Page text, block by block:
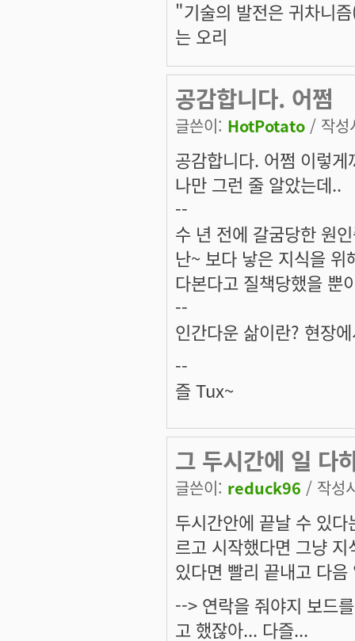
"기술의 발전은 귀차니
는 오리
공감합니다. 어쩜
글쓴이: HotPotato / 작
공감합니다. 어쩜 이렇
나만 그런 줄 알았는데..
--
수 년 전에 갈굼당한 원
난~ 보다 낳은 지식을
다본다고 질책당했을 뿐
--
인간다운 삶이란? 현장
--
즐 Tux~
그 두시간에 일 다
글쓴이: reduck96 / 작성
두시간안에 끝날 수 있
르고 시작했다면 그냥
있다면 빨리 끝내고 다
--> 연락을 줘야지 보드
고 했잖아... 다즐...